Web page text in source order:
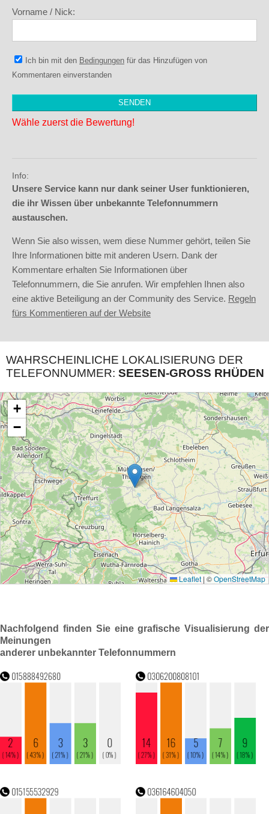
Vorname / Nick:
Ich bin mit den Bedingungen für das Hinzufügen von
Kommentaren einverstanden
Wähle zuerst die Bewertung!
Info:
Unsere Service kann nur dank seiner User funktionieren,
die ihr Wissen über unbekannte Telefonnummern
austauschen.
Wenn Sie also wissen, wem diese Nummer gehört, teilen Sie
Ihre Informationen bitte mit anderen Usern. Dank der
Kommentare erhalten Sie Informationen über
Telefonnummern, die Sie anrufen. Wir empfehlen Ihnen also
eine aktive Beteiligung an der Community des Service. Regeln
fürs Kommentieren auf der Website
WAHRSCHEINLICHE LOKALISIERUNG DER
TELEFONNUMMER: SEESEN-GROSS RHÜDEN
Nachfolgend finden Sie eine grafische Visualisierung der
Meinungen
anderer unbekannter Telefonnummern